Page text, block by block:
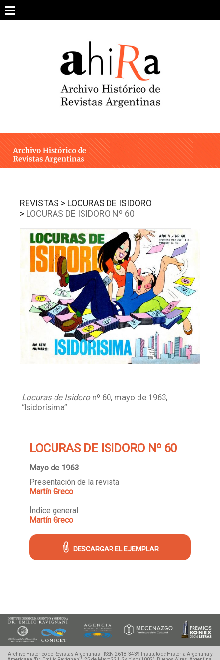
content
ARCHIVO DE REVISTAS
ESTUDIOS CRÍTICOS
INTEGRANTES
CONTACTO
Facebook
Instagram
Twitter
Mail
REVISTAS > LOCURAS DE ISIDORO
> LOCURAS DE ISIDORO Nº 60
Locuras de Isidoro nº 60, mayo de 1963,
“Isidorísima”
LOCURAS DE ISIDORO Nº 60
Mayo de 1963
Presentación de la revista
Martín Greco
Índice general
Martín Greco
DESCARGAR EL EJEMPLAR
Archivo Histórico de Revistas Argentinas - ISSN 2618-3439
Instituto de Historia Argentina y